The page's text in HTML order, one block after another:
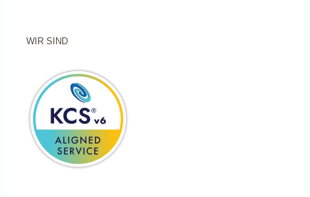
WIR SIND